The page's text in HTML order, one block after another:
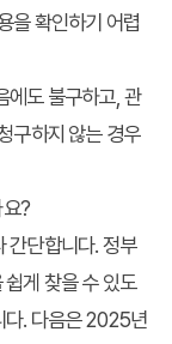
을 확인하기 어렵
에도 불구하고, 관
구하지 않는 경우
?
간단합니다. 정부
게 찾을 수 있도
다. 다음은2025년